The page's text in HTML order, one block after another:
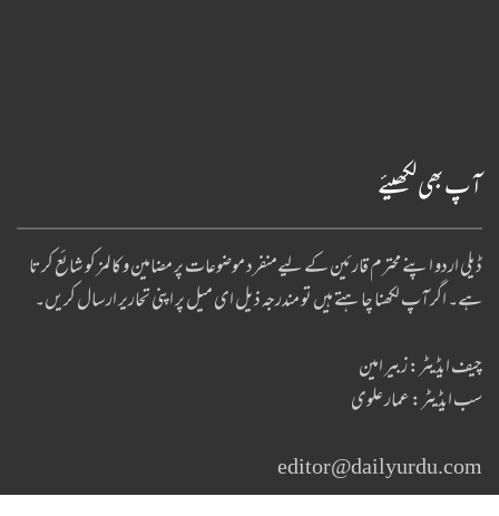
آپ بھی لکھیئے
ڈیلی اردو اپنے محترم قارئین کے لیےمنفرد موضوعات پر مضامین و کالمز کو شائع کرتا
ہے۔ اگر آپ لکھنا چا ہتے ہیں تو مندرجہ ذیل ای میل پر اپنی تحاریر ارسال کریں۔
چیف ایڈیٹر: زبیر امین
سب ایڈیٹر: عمار علوی
editor@dailyurdu.com